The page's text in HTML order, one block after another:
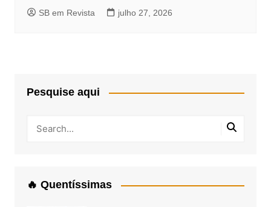
SB em Revista julho 27, 2026
Pesquise aqui
🔥 Quentíssimas